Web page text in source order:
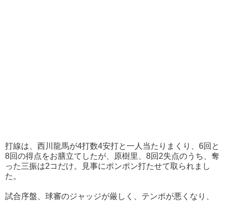
打線は、西川龍馬が4打数4安打と一人当たりまくり、6回と
8回の得点をお膳立てしたが、原樹里、8回2失点のうち、奪
った三振は2コだけ。見事にポンポン打たせて取られまし
た。
試合序盤、球審のジャッジが厳しく、テンポが悪くなり、